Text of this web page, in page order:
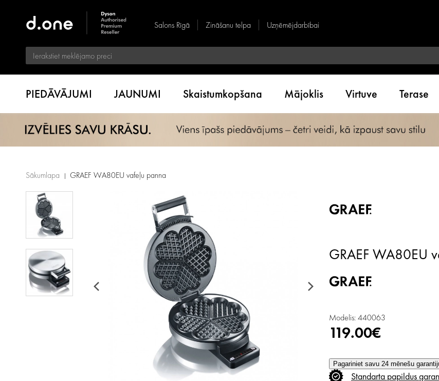
Salons Rīgā Zināšanu telpa Uzņēmējdarbībai
PIEDĀVĀJUMI JAUNUMI Skaistumkopšana Mājoklis Virtuve Terase
Sākumlapa GRAEF WA80EU vafeļu panna
GRAEF WA80EU
Modelis: 440063
119.00€
Pagariniet savu 24 mēnešu
Standarta papildus